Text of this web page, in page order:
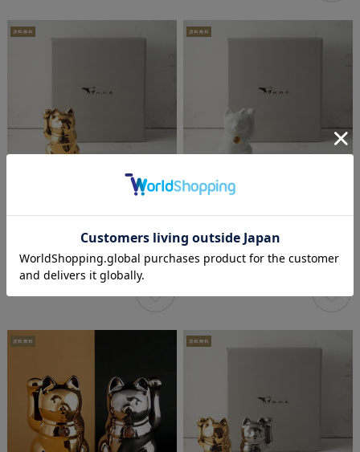
き猫×天然石 Jeramic
体 / ギフトボックス付き / 瀬戸焼
¥18,700(税込)
き猫×天然石 Jeramic
ックス付き / 瀬戸焼
¥6,600(税込)